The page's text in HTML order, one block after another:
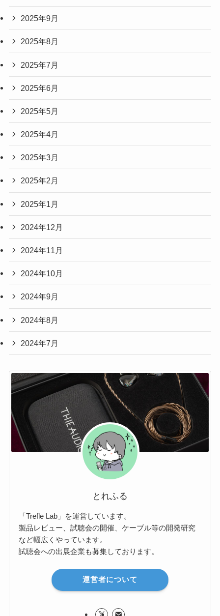
2025年9月
2025年8月
2025年7月
2025年6月
2025年5月
2025年4月
2025年3月
2025年2月
2025年1月
2024年12月
2024年11月
2024年10月
2024年9月
2024年8月
2024年7月
とれふる
「Trefle Lab」を運営しています。
製品レビュー、試聴会の開催、ケーブル等の開発研究
など幅広くやっています。
試聴会への出展企業も募集しております。
運営者について